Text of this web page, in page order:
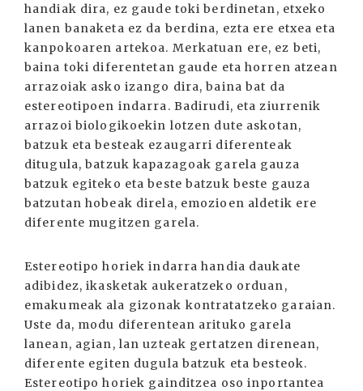
handiak dira, ez gaude toki berdinetan, etxeko
lanen banaketa ez da berdina, ezta ere etxea eta
kanpokoaren artekoa. Merkatuan ere, ez beti,
baina toki diferentetan gaude eta horren atzean
arrazoiak asko izango dira, baina bat da
estereotipoen indarra. Badirudi, eta ziurrenik
arrazoi biologikoekin lotzen dute askotan,
batzuk eta besteak ezaugarri diferenteak
ditugula, batzuk kapazagoak garela gauza
batzuk egiteko eta beste batzuk beste gauza
batzutan hobeak direla, emozioen aldetik ere
diferente mugitzen garela.
Estereotipo horiek indarra handia daukate
adibidez, ikasketak aukeratzeko orduan,
emakumeak ala gizonak kontratatzeko garaian.
Uste da, modu diferentean arituko garela
lanean, agian, lan uzteak gertatzen direnean,
diferente egiten dugula batzuk eta besteok.
Estereotipo horiek gainditzea oso inportantea